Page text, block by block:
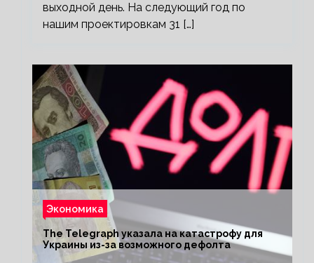
выходной день. На следующий год по
нашим проектировкам 31 […]
Экономика
The Telegraph указала на катастрофу для
Украины из-за возможного дефолта